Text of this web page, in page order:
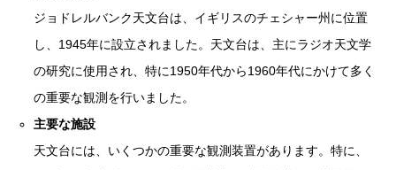
ジョドレルバンク天文台は、イギリスのチェシャー州に位置
し、1945年に設立されました。天文台は、主にラジオ天文学
の研究に使用され、特に1950年代から1960年代にかけて多く
の重要な観測を行いました。
主要な施設
天文台には、いくつかの重要な観測装置があります。特に、